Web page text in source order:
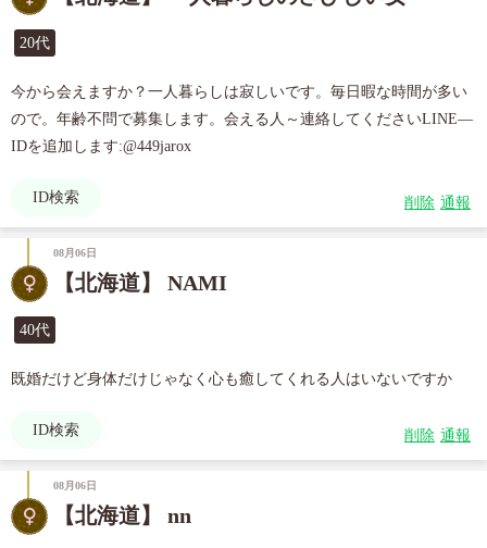
20代
今から会えますか？一人暮らしは寂しいです。毎日暇な時間が多い
ので。年齢不問で募集します。会える人～連絡してくださいLINE—
ID検索 削除 通報
08月06日
【北海道】 NAMI
40代
既婚だけど身体だけじゃなく心も癒してくれる人はいないですか
ID検索 削除 通報
08月06日
【北海道】 nn